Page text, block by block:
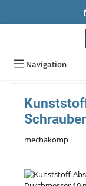
Navigation
mechakomp
Bildergalerie